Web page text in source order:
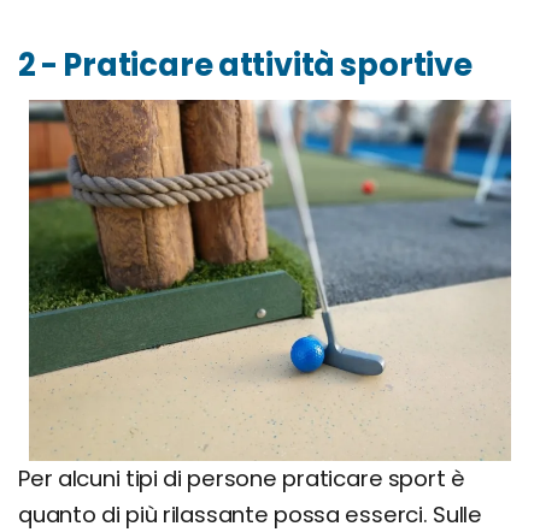
2 - Praticare attività sportive
Per alcuni tipi di persone praticare sport è
quanto di più rilassante possa esserci. Sulle